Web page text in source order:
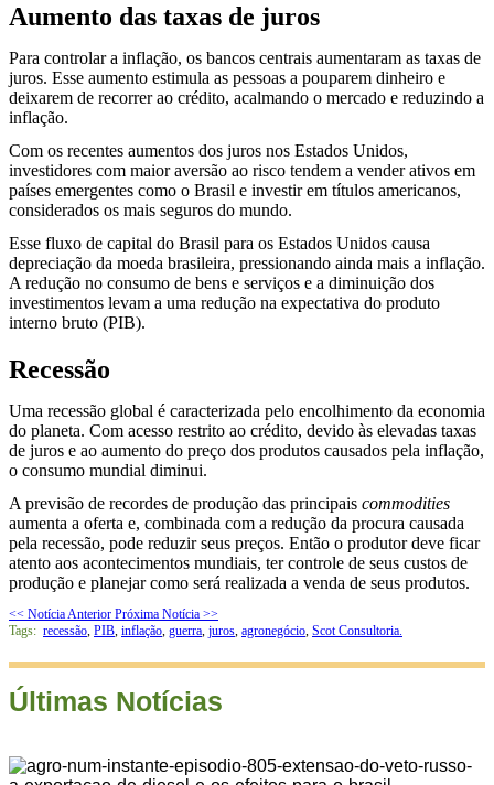
Aumento das taxas de juros
Para controlar a inflação, os bancos centrais aumentaram as taxas de
juros. Esse aumento estimula as pessoas a pouparem dinheiro e
deixarem de recorrer ao crédito, acalmando o mercado e reduzindo a
inflação.
Com os recentes aumentos dos juros nos Estados Unidos,
investidores com maior aversão ao risco tendem a vender ativos em
países emergentes como o Brasil e investir em títulos americanos,
considerados os mais seguros do mundo.
Esse fluxo de capital do Brasil para os Estados Unidos causa
depreciação da moeda brasileira, pressionando ainda mais a inflação.
A redução no consumo de bens e serviços e a diminuição dos
investimentos levam a uma redução na expectativa do produto
interno bruto (PIB).
Recessão
Uma recessão global é caracterizada pelo encolhimento da economia
do planeta. Com acesso restrito ao crédito, devido às elevadas taxas
de juros e ao aumento do preço dos produtos causados pela inflação,
o consumo mundial diminui.
A previsão de recordes de produção das principais commodities
aumenta a oferta e, combinada com a redução da procura causada
pela recessão, pode reduzir seus preços. Então o produtor deve ficar
atento aos acontecimentos mundiais, ter controle de seus custos de
produção e planejar como será realizada a venda de seus produtos.
<< Notícia Anterior Próxima Notícia >>
Tags: recessão PIB inflação guerra juros agronegócio Scot Consultoria.
Últimas Notícias